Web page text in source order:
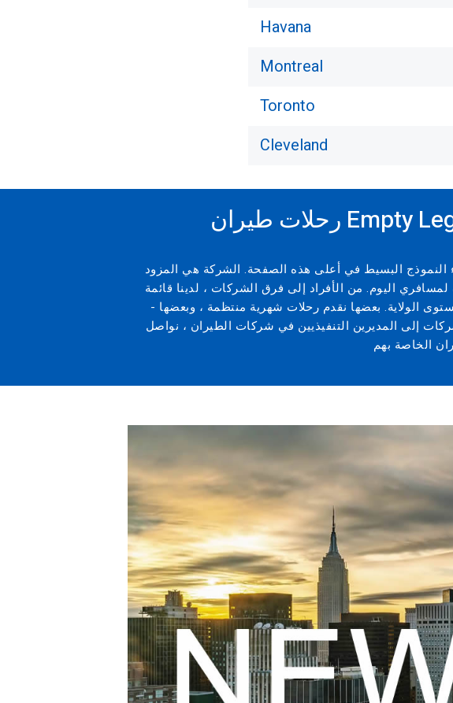
Havana
Montreal
Toronto
Cleveland
البسيط في أعلى هذه الصفحة. الشركة هي المزود
اليوم. من الأفراد إلى فرق الشركات ، لدينا قائمة
الولاية. بعضها نقدم رحلات شهرية منتظمة ، وبعضها -
إلى المديرين التنفيذيين في شركات الطيران ، نواصل